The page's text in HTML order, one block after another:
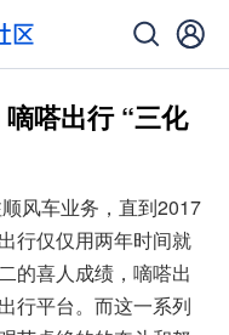
嗒出行 “三化
风车业务，直到2017
行仅仅用两年时间就
的喜人成绩，嘀嗒出
行平台。而这一系列